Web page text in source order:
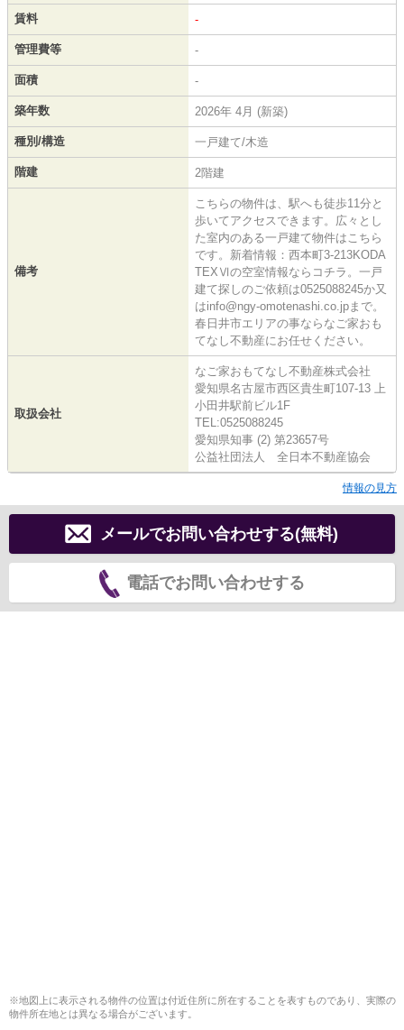
賃料 -
管理費等 -
面積 -
築年数 2026年 4月 (新築)
種別/構造 一戸建て/木造
階建 2階建
備考
こちらの物件は、駅へも徒歩11分と
歩いてアクセスできます。広々とし
た室内のある一戸建て物件はこちら
です。新着情報：西本町3-213KODA
TEXⅥの空室情報ならコチラ。一戸
建て探しのご依頼は0525088245か又
はinfo@ngy-omotenashi.co.jpまで。
春日井市エリアの事ならなご家おも
てなし不動産にお任せください。
取扱会社
なご家おもてなし不動産株式会社
愛知県名古屋市西区貴生町107-13 上
小田井駅前ビル1F
TEL:0525088245
愛知県知事 (2) 第23657号
公益社団法人 全日本不動産協会
情報の見方
メールでお問い合わせする(無料)
電話でお問い合わせする
※地図上に表示される物件の位置は付近住所に所在することを表すものであり、実際の
物件所在地とは異なる場合がございます。